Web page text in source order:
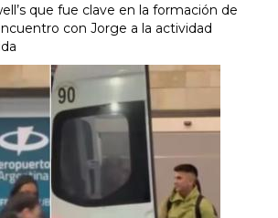
que fue clave en la formación de
con Jorge a la actividad